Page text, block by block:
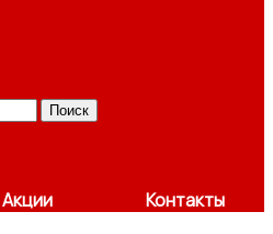
Поиск
Акции Контакты